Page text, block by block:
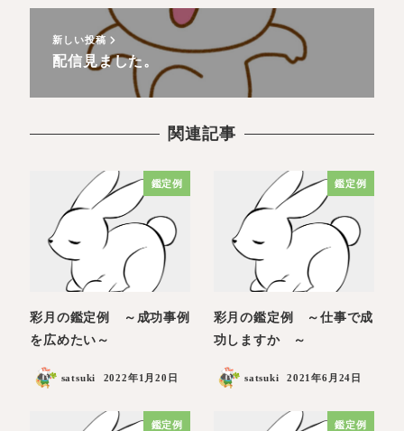
新しい投稿
配信見ました。
関連記事
鑑定例
彩月の鑑定例 ～成功事例
を広めたい～
satsuki 2022年1月20日
鑑定例
彩月の鑑定例 ～仕事で成
功しますか ～
satsuki 2021年6月24日
鑑定例 鑑定例